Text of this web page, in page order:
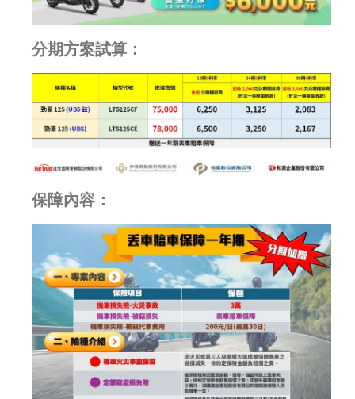
分期方案試算：
保障內容：